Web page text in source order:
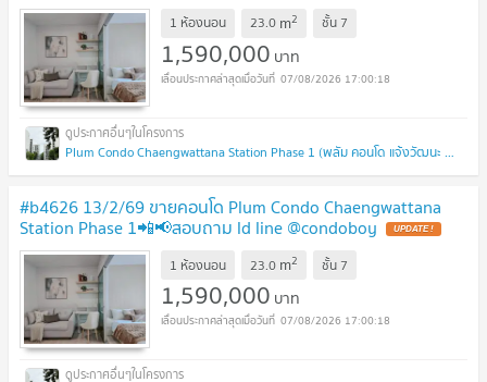
1 ห้องนอน 23.0 m2 ชั้น 7
1,590,000 บาท
07/08/2026 17:00:18
Plum Condo Chaengwattana Station Phase 1 (พลัม คอนโด แจ้งวัฒนะ สเตชั่น เฟส 1)
#b4626 13/2/69 ขายคอนโด Plum Condo Chaengwattana
Station Phase 1📲📢สอบถาม ld line @condoboy UPDATE !
1 ห้องนอน 23.0 m2 ชั้น 7
1,590,000 บาท
07/08/2026 17:00:18